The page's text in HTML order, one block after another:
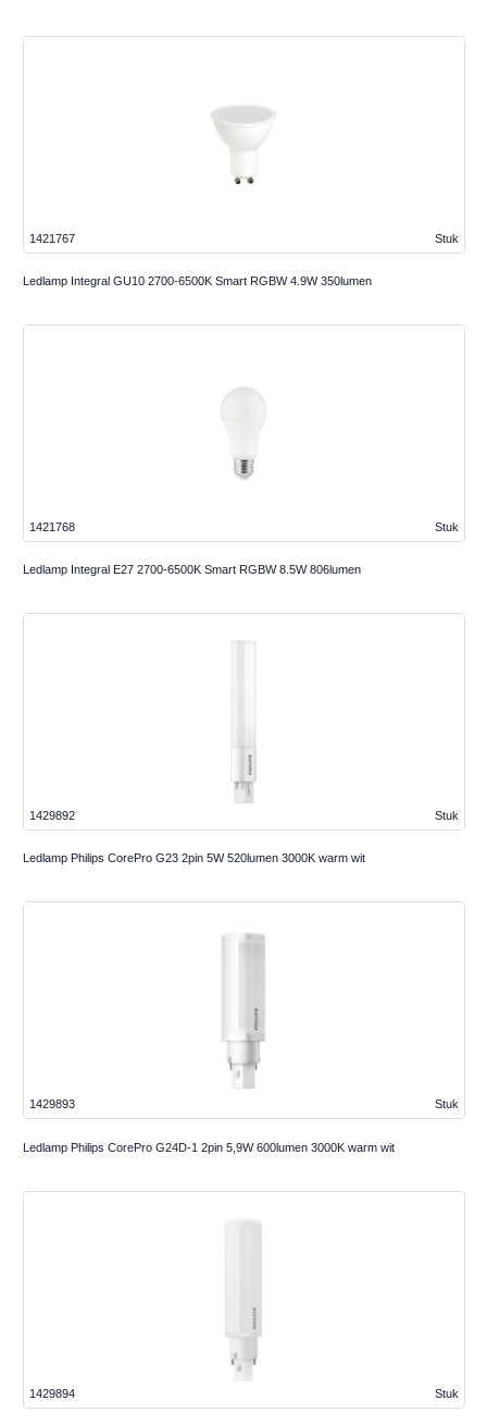
Stuk
1421767
Ledlamp Integral GU10 2700-6500K Smart RGBW 4.9W 350lumen
Stuk
1421768
Ledlamp Integral E27 2700-6500K Smart RGBW 8.5W 806lumen
Stuk
1429892
Ledlamp Philips CorePro G23 2pin 5W 520lumen 3000K warm wit
Stuk
1429893
Ledlamp Philips CorePro G24D-1 2pin 5,9W 600lumen 3000K warm wit
Stuk
1429894